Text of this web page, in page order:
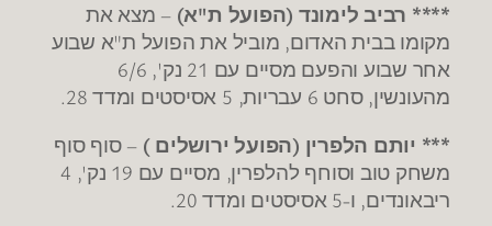
**** רביב לימונד (הפועל ת"א) – מצא את
מקומו בבית האדום, מוביל את הפועל ת"א שבוע
אחר שבוע והפעם מסיים עם 21 נק', 6/6
מהעונשין, סחט 6 עבריות, 5 אסיסטים ומדד 28.
*** יותם הלפרין (הפועל ירושלים ) – סוף סוף
משחק טוב וסוחף להלפרין, מסיים עם 19 נק', 4
ריבאונדים, ו-5 אסיסטים ומדד 20.